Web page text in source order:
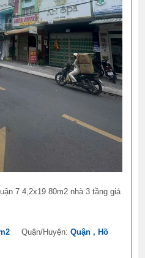
7 4,2x19 80m2 nhà 3 tầng giá
Quận/Huyện:Quận , Hồ